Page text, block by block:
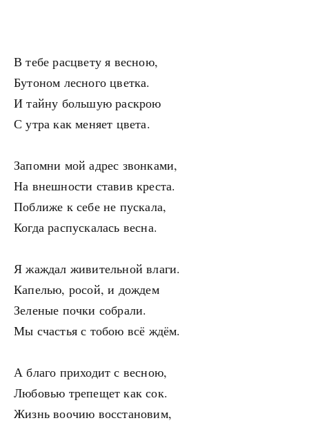
В тебе расцвету я весною,
Бутоном лесного цветка.
И тайну большую раскрою
С утра как меняет цвета.
Запомни мой адрес звонками,
На внешности ставив креста.
Поближе к себе не пускала,
Когда распускалась весна.
Я жаждал живительной влаги.
Капелью, росой, и дождем
Зеленые почки собрали.
Мы счастья с тобою всё ждём.
А благо приходит с весною,
Любовью трепещет как сок.
Жизнь воочию восстановим,